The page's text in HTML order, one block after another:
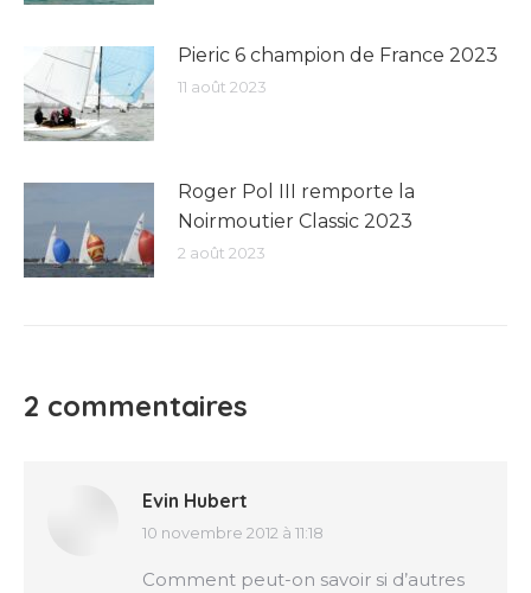
Pieric 6 champion de France 2023
11 août 2023
Roger Pol III remporte la
Noirmoutier Classic 2023
2 août 2023
2 commentaires
Evin Hubert
dit
10 novembre 2012 à 11:18
Comment peut-on savoir si d’autres